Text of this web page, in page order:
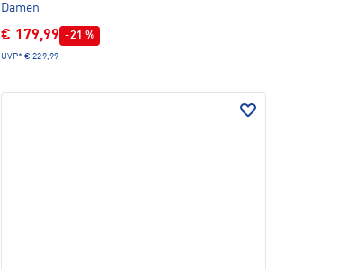
Damen
€ 179,99 -21 %
UVP* € 229,99